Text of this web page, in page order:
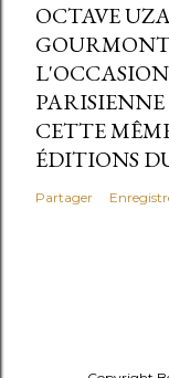
OCTAVE
CETTE
ÉDITIONS
Partager